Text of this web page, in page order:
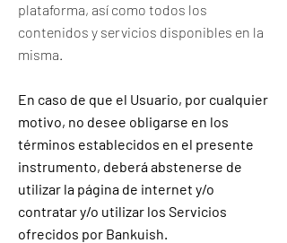
plataforma, así como todos los
contenidos y servicios disponibles en la
misma.
En caso de que el Usuario, por cualquier
motivo, no desee obligarse en los
términos establecidos en el presente
instrumento, deberá abstenerse de
utilizar la página de internet y/o
contratar y/o utilizar los Servicios
ofrecidos por Bankuish.